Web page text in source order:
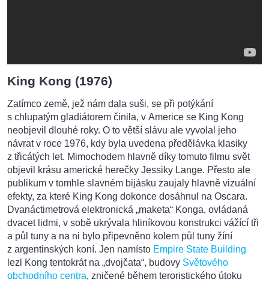
King Kong (1976)
Zatímco země, jež nám dala suši, se při potýkání
s chlupatým gladiátorem činila, v Americe se King Kong
neobjevil dlouhé roky. O to větší slávu ale vyvolal jeho
návrat v roce 1976, kdy byla uvedena předělávka klasiky
z třicátých let. Mimochodem hlavně díky tomuto filmu svět
objevil krásu americké herečky Jessiky Lange. Přesto ale
publikum v tomhle slavném bijásku zaujaly hlavně vizuální
efekty, za které King Kong dokonce dosáhnul na Oscara.
Dvanáctimetrová elektronická „maketa“ Konga, ovládaná
dvacet lidmi, v sobě ukrývala hliníkovou konstrukci vážící tři
a půl tuny a na ni bylo připevněno kolem půl tuny žíní
z argentinských koní. Jen namísto Empire State Building
lezl Kong tentokrát na „dvojčata“, budovy Světového
obchodního centra, zničené během teroristického útoku